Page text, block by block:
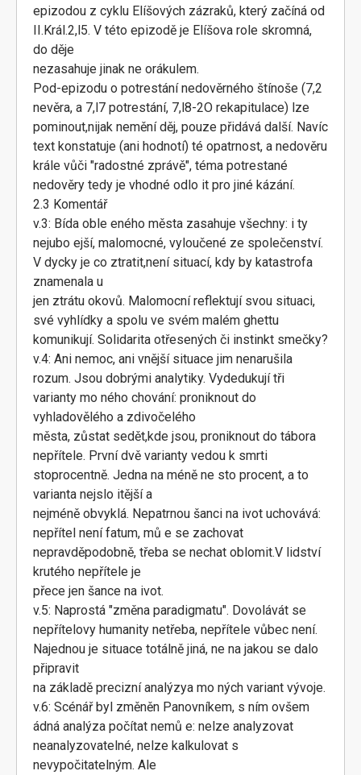
epizodou z cyklu Elíšových zázraků, který začíná od
II.Král.2,l5. V této epizodě je Elíšova role skromná,
do děje
nezasahuje jinak ne orákulem.
Pod-epizodu o potrestání nedověrného štínoše (7,2
nevěra, a 7,l7 potrestání, 7,l8-2O rekapitulace) lze
pominout,nijak nemění děj, pouze přidává další. Navíc
text konstatuje (ani hodnotí) té opatrnost, a nedověru
krále vůči "radostné zprávě", téma potrestané
nedověry tedy je vhodné odlo it pro jiné kázání.
2.3 Komentář
v.3: Bída oble eného města zasahuje všechny: i ty
nejubo ejší, malomocné, vyloučené ze společenství.
V dycky je co ztratit,není situací, kdy by katastrofa
znamenala u
jen ztrátu okovů. Malomocní reflektují svou situaci,
své vyhlídky a spolu ve svém malém ghettu
komunikují. Solidarita otřesených či instinkt smečky?
v.4: Ani nemoc, ani vnější situace jim nenarušila
rozum. Jsou dobrými analytiky. Vydedukují tři
varianty mo ného chování: proniknout do
vyhladovělého a zdivočelého
města, zůstat sedět,kde jsou, proniknout do tábora
nepřítele. První dvě varianty vedou k smrti
stoprocentně. Jedna na méně ne sto procent, a to
varianta nejslo itější a
nejméně obvyklá. Nepatrnou šanci na ivot uchovává:
nepřítel není fatum, mů e se zachovat
nepravděpodobně, třeba se nechat oblomit.V lidství
krutého nepřítele je
přece jen šance na ivot.
v.5: Naprostá "změna paradigmatu". Dovolávát se
nepřítelovy humanity netřeba, nepřítele vůbec není.
Najednou je situace totálně jiná, ne na jakou se dalo
připravit
na základě precizní analýzya mo ných variant vývoje.
v.6: Scénář byl změněn Panovníkem, s ním ovšem
ádná analýza počítat nemů e: nelze analyzovat
neanalyzovatelné, nelze kalkulovat s
nevypočitatelným. Ale